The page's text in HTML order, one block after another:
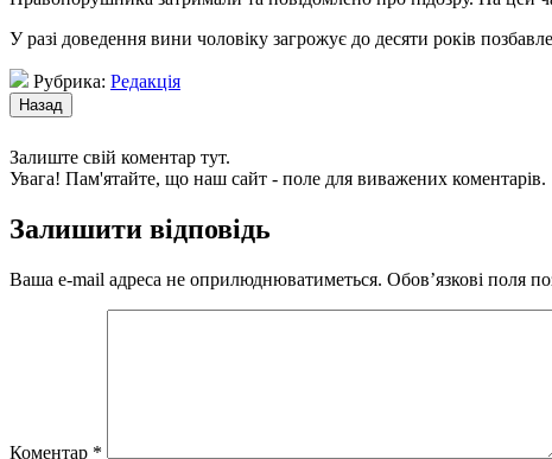
У разі доведення вини чоловіку загрожує до десяти років
Рубрика: Редакція
Залиште свій коментар тут.
Увага! Пам'ятайте, що наш сайт - поле для виважених коментарів.
Залишити відповідь
Ваша e-mail адреса не оприлюднюватиметься. Обов’язкові поля
Коментар *